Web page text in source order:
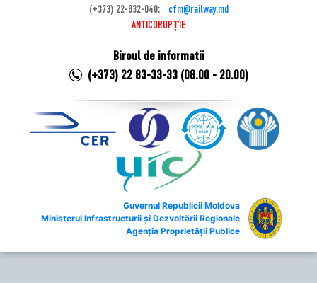
(+373) 22-832-040;
cfm@railway.md
ANTICORUPȚIE
Biroul de informatii
(+373) 22 83-33-33 (08.00 - 20.00)
Guvernul Republicii Moldova
Ministerul Infrastructurii și Dezvoltării Regionale
Agenția Proprietății Publice